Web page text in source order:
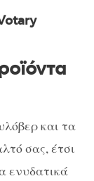
και τα
σας, έτσι
ενυδατικά